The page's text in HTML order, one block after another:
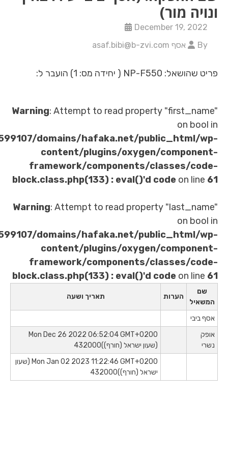
Warning: Attempt to read property
/home/u621599107/domains/hafaka.net/
content/plugins/oxygen/
framework/components/
block.class.php(133) : eval()'d
Warning: Attempt to read property
/home/u621599107/domains/hafaka.net/
content/plugins/oxygen/
framework/components/
block.class.php(133) : eval()'d
תאריך ושעה
Mon Dec 26 2022 06:52:04 GMT+0200
(שעון ישראל (חורף))432000
Mon Jan 02 2023 11:22:46 GMT+0200 (שעון